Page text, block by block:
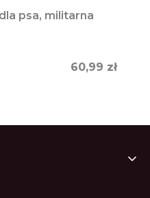
psa, militarna
Cena
60,99 zł